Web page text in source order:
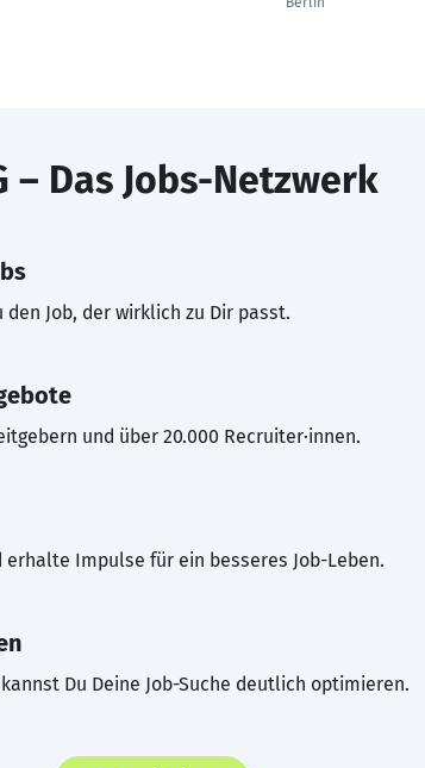
– Das Jobs-Netzwerk
den Job, der wirklich zu Dir passt.
und über 20.000 Recruiter·innen.
erhalte Impulse für ein besseres Job-Leben.
Du Deine Job-Suche deutlich optimieren.